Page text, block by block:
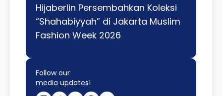
Hijaberlin Persembahkan Koleksi
“Shahabiyyah” di Jakarta Muslim
Fashion Week 2026
Follow our
media updates!